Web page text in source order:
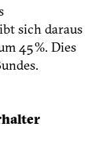
sich daraus
45 %. Dies